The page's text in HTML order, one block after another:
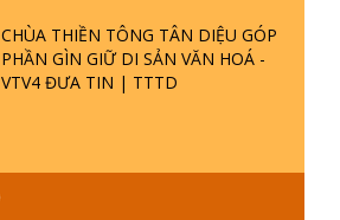
CHÙA THIỀN TÔNG TÂN DIỆU - TỰ
HÀO DI SẢN VIỆT NAM - VTV8 ĐƯA
TIN THỜII SỰ | TTTD
TÔNG TÂN DIỆU - DIỄN ĐÀN GALA